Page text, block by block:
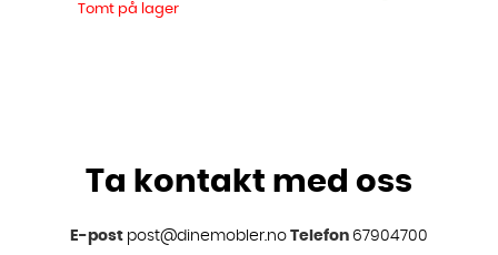
Tomt på lager
Ta kontakt med oss
E-post post@dinemobler.no Telefon 67904700